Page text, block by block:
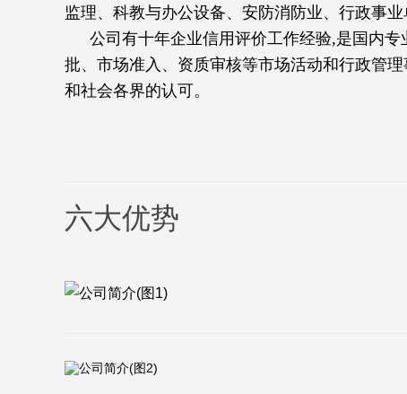
监理、科教与办公设备、安防消防业、行政事业
公司有十年企业信用评价工作经验,是国内
批、市场准入、资质审核等市场活动和行政管
和社会各界的认可。
六大优势